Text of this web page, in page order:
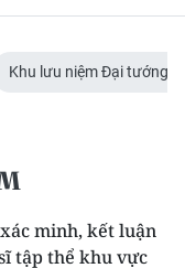
Khu lưu niệm Đại tướng
minh, kết luận
tập thể khu vực